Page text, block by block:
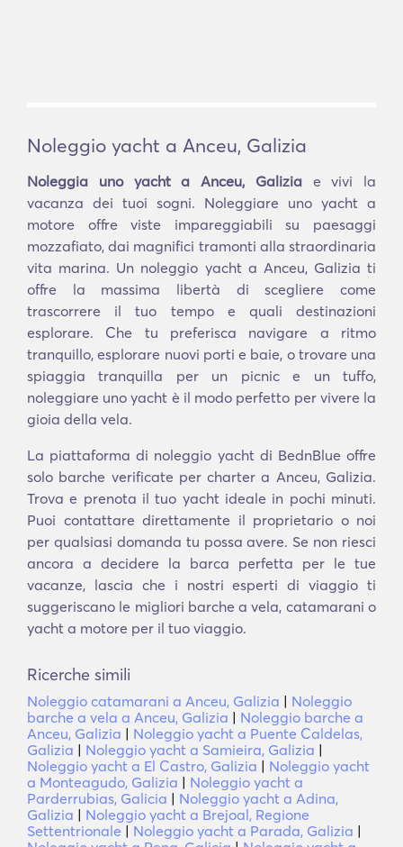
Noleggio yacht a Anceu, Galizia
Noleggia uno yacht a Anceu, Galiziae vivi la
vacanza dei tuoi sogni. Noleggiare uno yacht a
motore offre viste impareggiabili su paesaggi
mozzafiato, dai magnifici tramonti alla straordinaria
vita marina. Un noleggio yacht a Anceu, Galizia ti
offre la massima libertà di scegliere come
trascorrere il tuo tempo e quali destinazioni
esplorare. Che tu preferisca navigare a ritmo
tranquillo, esplorare nuovi porti e baie, o trovare una
spiaggia tranquilla per un picnic e un tuffo,
noleggiare uno yacht è il modo perfetto per vivere la
gioia della vela.
La piattaforma di noleggio yacht di BednBlue offre
solo barche verificate per charter a Anceu, Galizia.
Trova e prenota il tuo yacht ideale in pochi minuti.
Puoi contattare direttamente il proprietario o noi
per qualsiasi domanda tu possa avere. Se non riesci
ancora a decidere la barca perfetta per le tue
vacanze, lascia che i nostri esperti di viaggio ti
suggeriscano le migliori barche a vela, catamarani o
yacht a motore per il tuo viaggio.
Ricerche simili
Noleggio catamarani a Anceu, Galizia | Noleggio
barche a vela a Anceu, Galizia | Noleggio barche a
Anceu, Galizia | Noleggio yacht a Puente Caldelas,
Galizia | Noleggio yacht a Samieira, Galizia |
Noleggio yacht a El Castro, Galizia | Noleggio yacht
a Monteagudo, Galizia | Noleggio yacht a
Parderrubias, Galicia | Noleggio yacht a Adina,
Galizia | Noleggio yacht a Brejoal, Regione
Settentrionale | Noleggio yacht a Parada, Galizia |